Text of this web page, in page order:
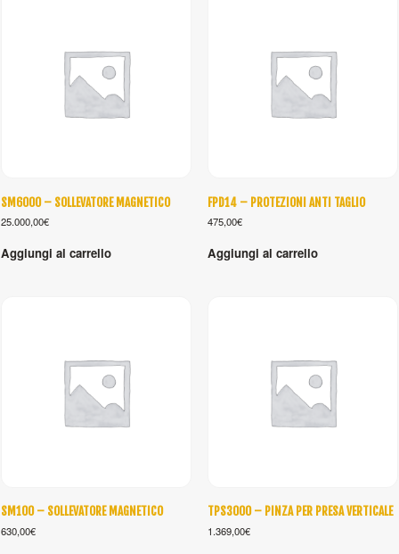
SM6000 – SOLLEVATORE MAGNETICO
25.000,00€
Aggiungi al carrello
FPD14 – PROTEZIONI ANTI TAGLIO
475,00€
Aggiungi al carrello
SM100 – SOLLEVATORE MAGNETICO
630,00€
TPS3000 – PINZA PER PRESA VERTICALE
1.369,00€